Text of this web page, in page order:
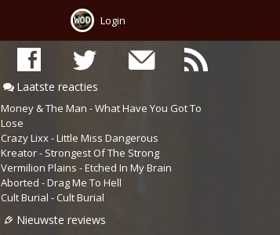
Login
Laatste reacties
Money & The Man - What Have You Got To
Lose
Crazy Lixx - Little Miss Dangerous
Kreator - Strongest Of The Strong
Vermilion Plains - Etched In My Brain
Aborted - Drag Me To Hell
Cult Burial - Cult Burial
Nieuwste reviews